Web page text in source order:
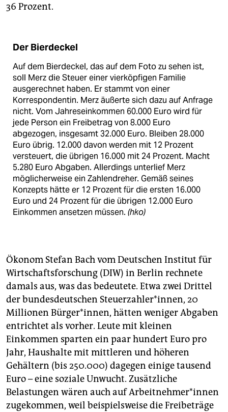
36 Prozent.
Der Bierdeckel
Auf dem Bierdeckel, das auf dem Foto zu sehen ist,
soll Merz die Steuer einer vierköpfigen Familie
ausgerechnet haben. Er stammt von einer
Korrespondentin. Merz äußerte sich dazu auf Anfrage
nicht. Vom Jahreseinkommen 60.000 Euro wird für
jede Person ein Freibetrag von 8.000 Euro
abgezogen, insgesamt 32.000 Euro. Bleiben 28.000
Euro übrig. 12.000 davon werden mit 12 Prozent
versteuert, die übrigen 16.000 mit 24 Prozent. Macht
5.280 Euro Abgaben. Allerdings unterlief Merz
möglicherweise ein Zahlendreher. Gemäß seines
Konzepts hätte er 12 Prozent für die ersten 16.000
Euro und 24 Prozent für die übrigen 12.000 Euro
Einkommen ansetzen müssen. (hko)
Ökonom Stefan Bach vom Deutschen Institut für
Wirtschaftsforschung (DIW) in Berlin rechnete
damals aus, was das bedeutete. Etwa zwei Drittel
der bundesdeutschen Steuerzahler*innen, 20
Millionen Bürger*innen, hätten weniger Abgaben
entrichtet als vorher. Leute mit kleinen
Einkommen sparten ein paar hundert Euro pro
Jahr, Haushalte mit mittleren und höheren
Gehältern (bis 250.000) dagegen einige tausend
Euro – eine soziale Unwucht. Zusätzliche
Belastungen wären auch auf Arbeitnehmer*innen
zugekommen, weil beispielsweise die Freibeträge